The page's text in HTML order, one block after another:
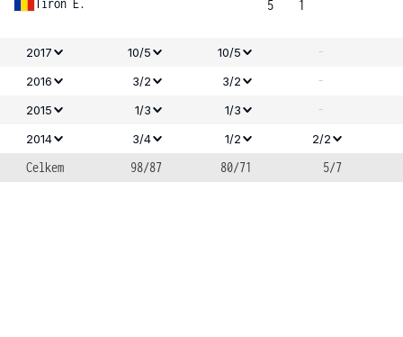
5
1
2017 10/5 10/5 -
2016 3/2 3/2 -
2015 1/3 1/3 -
2014 3/4 1/2 2/2
Celkem 98/87 80/71 5/7